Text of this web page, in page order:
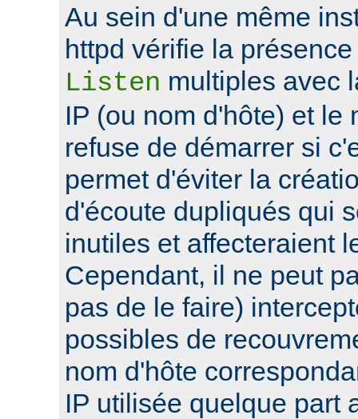
Au sein d'une même
httpd vérifie la
Listen multiples avec
IP (ou nom d'hôte) et le
refuse de démarrer si
permet d'éviter la
d'écoute dupliqués qui
inutiles et affecteraient
Cependant, il ne peut
pas de le faire)
possibles de
nom d'hôte
IP utilisée quelque part